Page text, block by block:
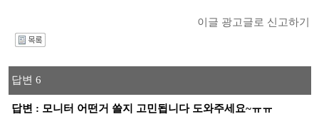
이글 광고글로 신고하기
답변 6
답변 : 모니터 어떤거 쓸지 고민됩니다 도와주세요~ㅠㅠ